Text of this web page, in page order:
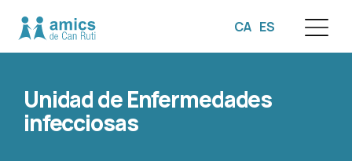
CA ES
Unidad de Enfermedades
infecciosas